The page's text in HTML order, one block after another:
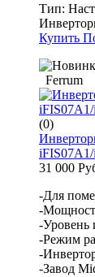
Тип:
Купить
Ferrum
(0)
31 000
-Для
-
-Уровень
-Режим
-
-Завод